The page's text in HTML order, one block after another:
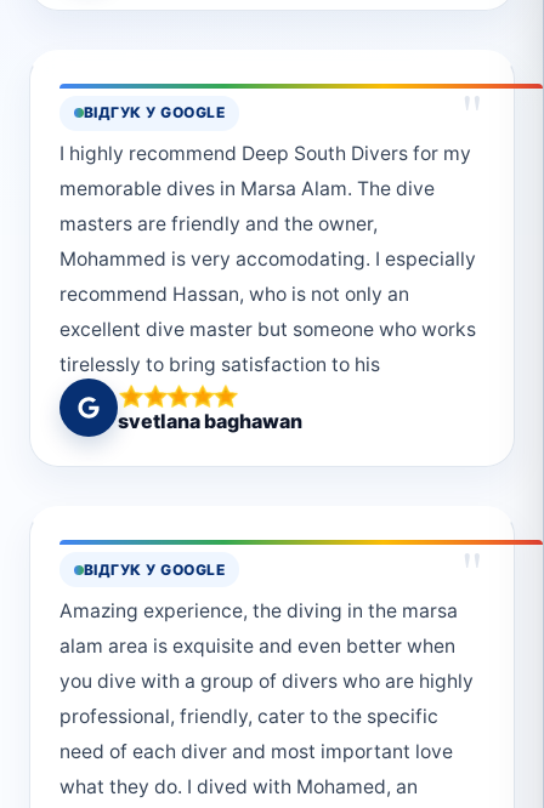
ВІДГУК У GOOGLE "
I highly recommend Deep South Divers for my
memorable dives in Marsa Alam. The dive
masters are friendly and the owner,
Mohammed is very accomodating. I especially
recommend Hassan, who is not only an
excellent dive master but someone who works
tirelessly to bring satisfaction to his
customers.
svetlana baghawan
ВІДГУК У GOOGLE "
Amazing experience, the diving in the marsa
alam area is exquisite and even better when
you dive with a group of divers who are highly
professional, friendly, cater to the specific
need of each diver and most important love
what they do. I dived with Mohamed, an